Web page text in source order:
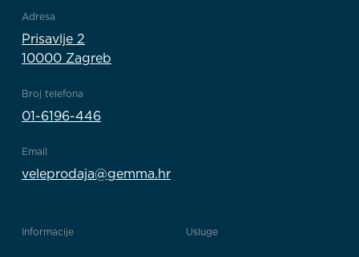
Adresa
Prisavlje 2
10000 Zagreb
Broj telefona
01-6196-446
Email
veleprodaja@gemma.hr
Informacije Usluge